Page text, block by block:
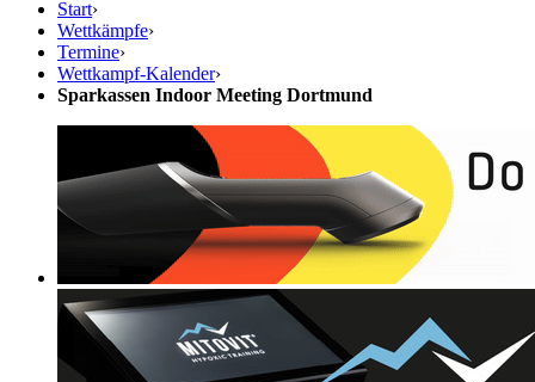
Start›
Wettkämpfe›
Termine›
Wettkampf-Kalender›
Sparkassen Indoor Meeting Dortmund